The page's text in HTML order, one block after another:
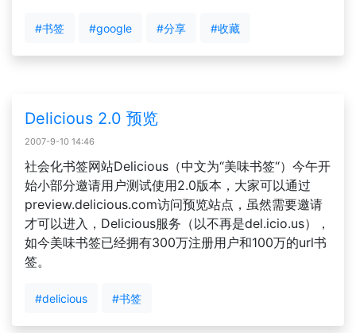
#书签 #google #分享 #收藏
Delicious 2.0 预览
2007-9-10 14:46
社会化书签网站Delicious（中文为“美味书签“）今午开
始小部分邀请用户测试使用2.0版本，大家可以通过
preview.delicious.com访问预览站点，虽然需要邀请
才可以进入，Delicious服务（以不再是del.icio.us），
如今美味书签已经拥有300万注册用户和100万的url书
签。
#delicious #书签